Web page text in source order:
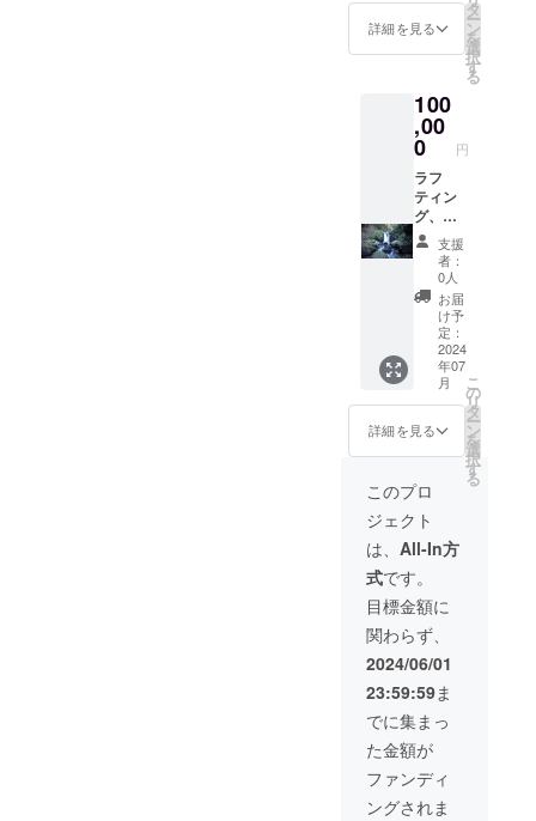
る身体
の部位
てくだ
さい。
容
（ウェ
イトト
レーニ
スク
ワッ
ト、
デッド
リフ
ト、ベ
ンチプ
レス）
ターザ
ント
レーニ
ング
（その
日にお
客様と
話し
合って
決めて
いきま
す。内
容は、
綱登
り、薪
割り、
川で水
泳、飛
び込
み、ラ
フティ
ングト
レーニ
ング
等） リ
ターン
の提供
方法 支
援者様
にメー
詳細を見る
タ
ー
ン
を
選
択
す
る
100
,00
0 円
ラフ
ティン
グ、
キャニ
オニン
グ、等
のアク
ティビ
ティを
カル
ディア
キャン
プ場で
行いデ
イキャ
ンプを
しま
す。７
名まで
参加可
能。昼
食BBQ
付き リ
ターン
の提供
方法 支
援者様
にメー
ルでお
伝えい
たしま
す。 場
所 デイ
キャン
支援
者：
0人
お届
け予
定：
2024
年07
月
詳細を見る
こ
の
リ
タ
ー
ン
を
選
択
す
る
このプロ
ジェクト
は、 All-In方
式です。
目標金額に
関わらず、
2024/06/01
23:59:59ま
でに集まっ
た金額が
ファンディ
ングされま